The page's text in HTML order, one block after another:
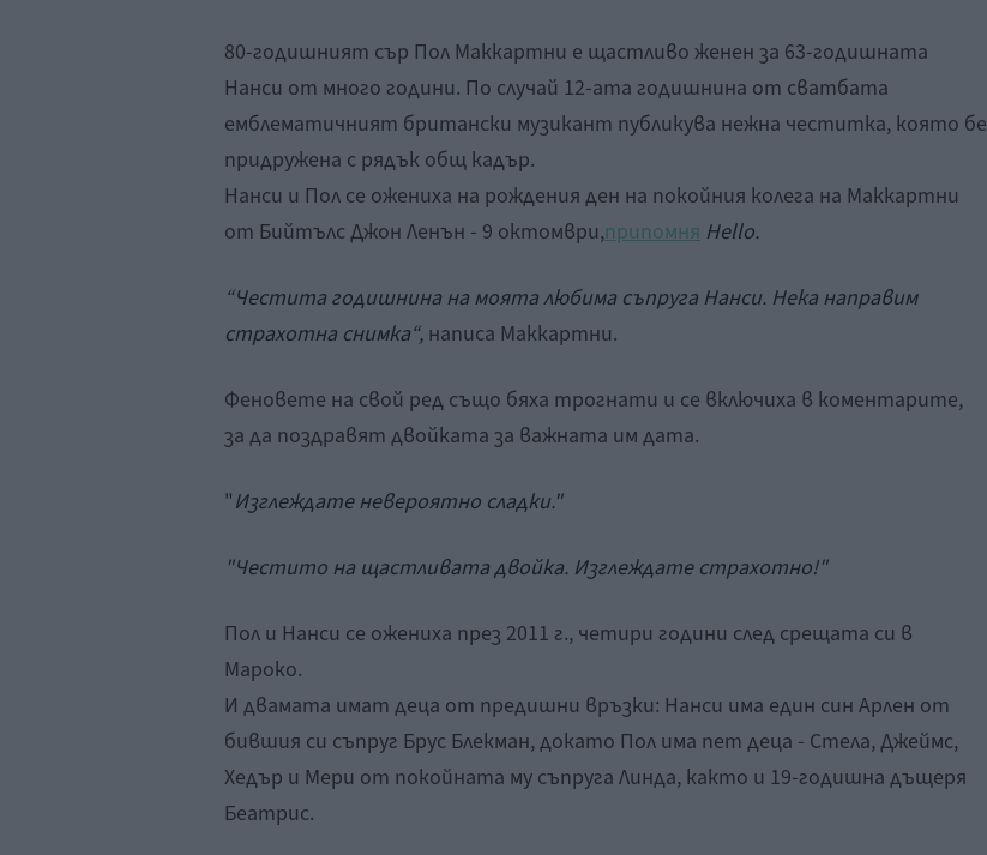
80-годишният сър Пол Маккартни е щастливо женен за 63-годишната
Нанси от много години. По случай 12-ата годишнина от сватбата
емблематичният британски музикант публикува нежна честитка, която бе
придружена с рядък общ кадър.
Нанси и Пол се ожениха на рождения ден на покойния колега на Маккартни
от Бийтълс Джон Ленън - 9 октомври,припомня Hello.
“Честита годишнина на моята любима съпруга Нанси. Нека направим
страхотна снимка“, написа Маккартни.
Феновете на свой ред също бяха трогнати и се включиха в коментарите,
за да поздравят двойката за важната им дата.
"Изглеждате невероятно сладки."
"Честито на щастливата двойка. Изглеждате страхотно!"
Пол и Нанси се ожениха през 2011 г., четири години след срещата си в
Мароко.
И двамата имат деца от предишни връзки: Нанси има един син Арлен от
бившия си съпруг Брус Блекман, докато Пол има пет деца - Стела, Джеймс,
Хедър и Мери от покойната му съпруга Линда, както и 19-годишна дъщеря
Беатрис.